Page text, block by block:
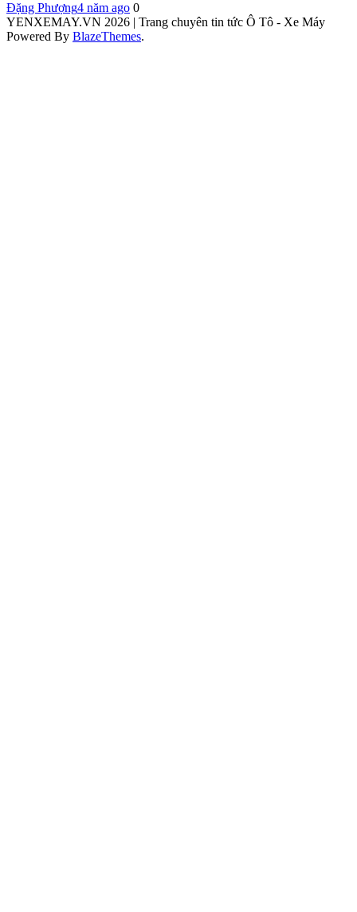
Đặng Phượng4 năm ago 0
YENXEMAY.VN 2026 | Trang chuyên tin tức Ô Tô - Xe Máy
Powered By BlazeThemes.